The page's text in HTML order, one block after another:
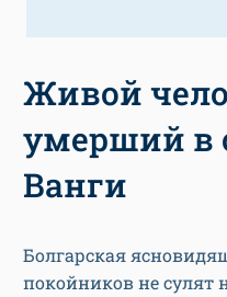
Живой
умерший в
Ванги
Болгарская
покойников не сулят